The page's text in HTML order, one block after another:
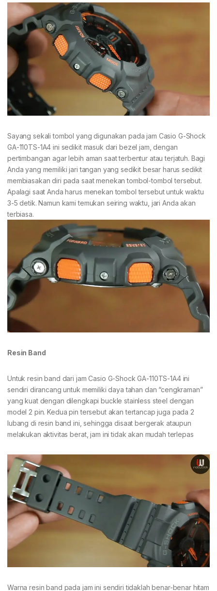
Sayang sekali tombol yang digunakan pada jam Casio G-Shock
GA-110TS-1A4 ini sedikit masuk dari bezel jam, dengan
pertimbangan agar lebih aman saat terbentur atau terjatuh. Bagi
Anda yang memiliki jari tangan yang sedikit besar harus sedikit
membiasakan diri pada saat menekan tombol-tombol tersebut.
Apalagi saat Anda harus menekan tombol tersebut untuk waktu
3-5 detik. Namun kami temukan seiring waktu, jari Anda akan
terbiasa.
Resin Band
Untuk resin band dari jam Casio G-Shock GA-110TS-1A4 ini
sendiri dirancang untuk memiliki daya tahan dan “cengkraman”
yang kuat dengan dilengkapi buckle stainless steel dengan
model 2 pin. Kedua pin tersebut akan tertancap juga pada 2
lubang di resin band ini, sehingga disaat bergerak ataupun
melakukan aktivitas berat, jam ini tidak akan mudah terlepas
Warna resin band pada jam ini sendiri tidaklah benar-benar hitam